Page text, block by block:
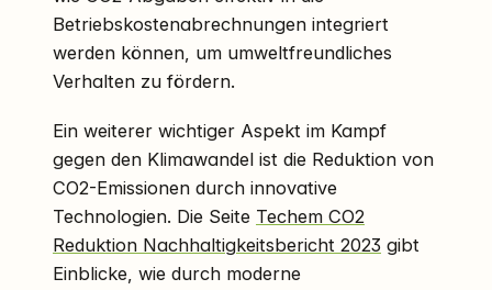
Betriebskostenabrechnungen integriert
werden können, um umweltfreundliches
Verhalten zu fördern.
Ein weiterer wichtiger Aspekt im Kampf
gegen den Klimawandel ist die Reduktion von
CO2-Emissionen durch innovative
Technologien. Die Seite Techem CO2
Reduktion Nachhaltigkeitsbericht 2023 gibt
Einblicke, wie durch moderne